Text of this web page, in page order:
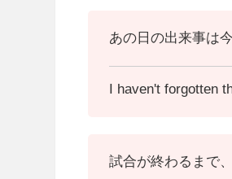
あの日の出来事は
I haven't forgotten
試合が終わるまで